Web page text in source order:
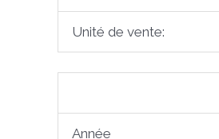
Unité de vente:
Année